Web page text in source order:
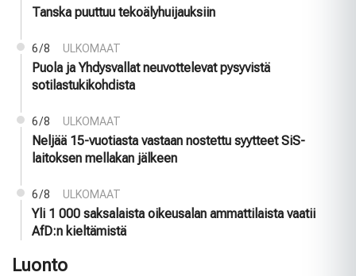
Tanska puuttuu tekoälyhuijauksiin
6/8 ULKOMAAT
Puola ja Yhdysvallat neuvottelevat pysyvistä
sotilastukikohdista
6/8 ULKOMAAT
Neljää 15-vuotiasta vastaan nostettu syytteet SiS-
laitoksen mellakan jälkeen
6/8 ULKOMAAT
Yli 1 000 saksalaista oikeusalan ammattilaista vaatii
AfD:n kieltämistä
Luonto